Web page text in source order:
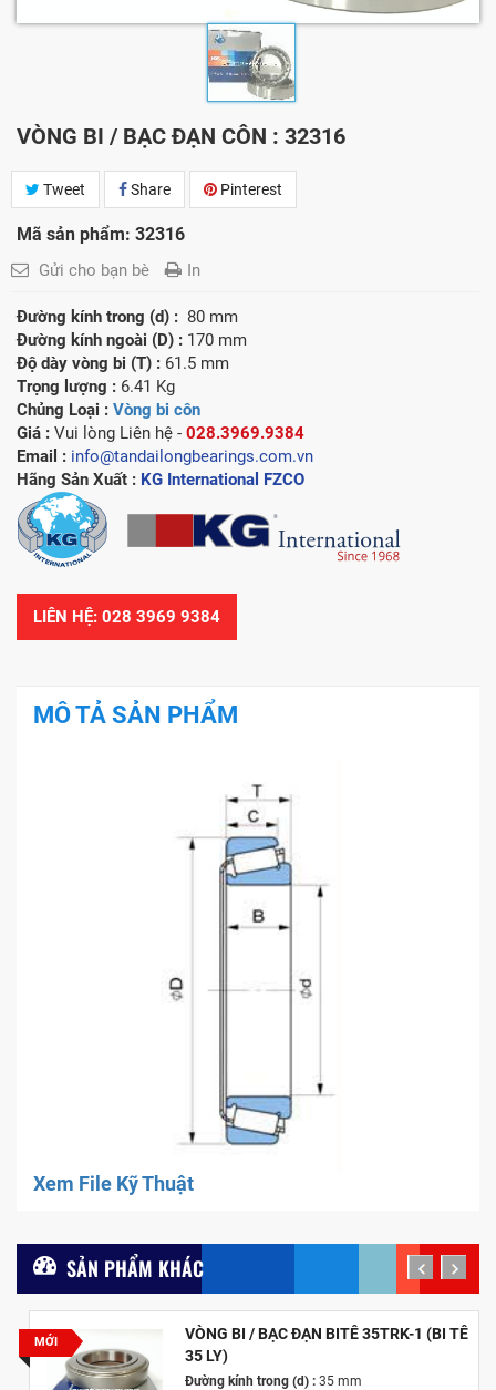
VÒNG BI / BẠC ĐẠN CÔN : 32316
Tweet Share Pinterest
Mã sản phẩm: 32316
Gửi cho bạn bè In
Đường kính trong (d) : 80 mm
Đường kính ngoài (D) : 170 mm
Độ dày vòng bi (T) : 61.5 mm
Trọng lượng : 6.41 Kg
Chủng Loại : Vòng bi côn
Giá : Vui lòng Liên hệ - 028.3969.9384
Email : info@tandailongbearings.com.vn
Hãng Sản Xuất : KG International FZCO
LIÊN HỆ: 028 3969 9384
MÔ TẢ SẢN PHẨM
Xem File Kỹ Thuật
SẢN PHẨM KHÁC
MỚI
VÒNG BI / BẠC ĐẠN BITÊ 35TRK-1 (BI TÊ
35 LY)
Đường kính trong (d) :35 mm
prev next